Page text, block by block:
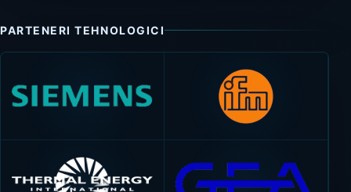
PARTENERI TEHNOLOGICI